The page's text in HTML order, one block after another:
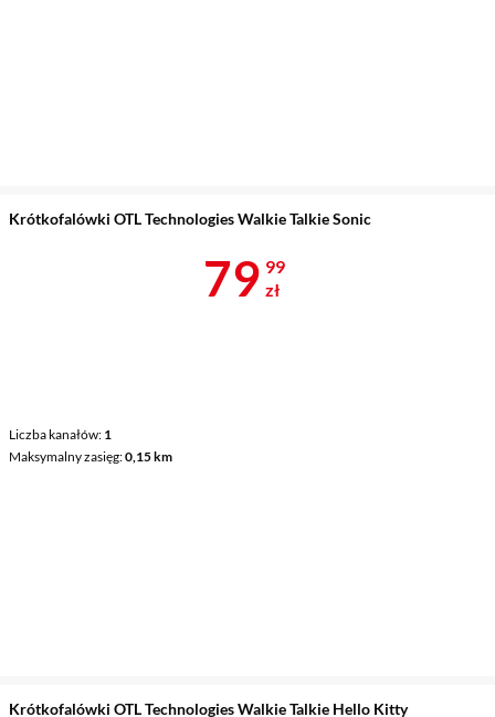
Krótkofalówki OTL Technologies Walkie Talkie Sonic
Liczba kanałów 1
Maksymalny zasięg 0,15 km
Cena 79,99
79 99
zł
Krótkofalówki OTL Technologies Walkie Talkie Hello Kitty